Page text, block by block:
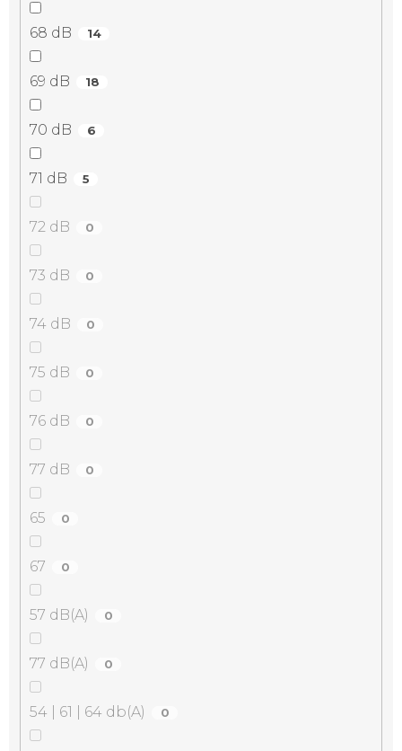
68 dB 14
69 dB 18
70 dB 6
71 dB 5
72 dB 0
73 dB 0
74 dB 0
75 dB 0
76 dB 0
77 dB 0
65 0
67 0
57 dB(A) 0
77 dB(A) 0
54 | 61 | 64 db(A) 0